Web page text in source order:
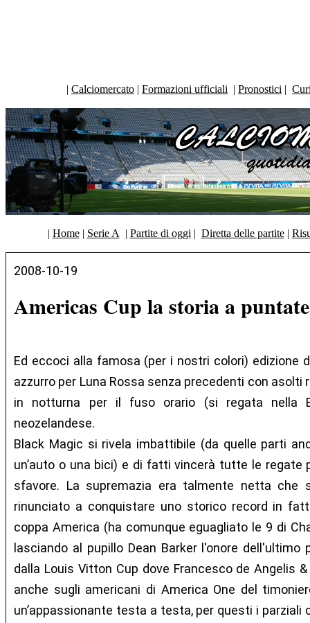
| Calciomercato | Formazioni ufficiali | Pronostici |
| Home| Serie A | Partite di oggi | Diretta delle partite|
2008-10-19
Americas Cup la storia a
Ed eccoci alla famosa (per i nostri colori) edizione
azzurro per Luna Rossa senza precedenti con asolti
in notturna per il fuso orario (si regata nella
neozelandese.
Black Magic si rivela imbattibile (da quelle parti
un’auto o una bici) e di fatti vincerà tutte le regate
sfavore. La supremazia era talmente netta che
rinunciato a conquistare uno storico record in
coppa America (ha comunque eguagliato le 9 di
lasciando al pupillo Dean Barker l'onore dell'ultimo
dalla Louis Vitton Cup dove Francesco de Angelis
anche sugli americani di America One del
un’appassionante testa a testa, per questi i parziali